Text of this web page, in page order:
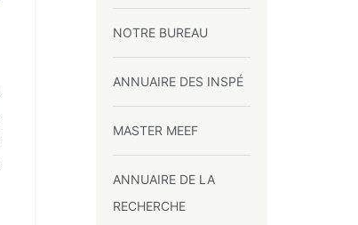
NOTRE BUREAU
ANNUAIRE DES INSPÉ
MASTER MEEF
ANNUAIRE DE LA
RECHERCHE